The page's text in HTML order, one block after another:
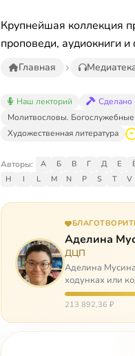
Крупнейшая коллекция
проповеди, аудиокниги
Главная
Наш лекторий Сделано
Молитвословы. Богослужебные
Художественная литература
Авторы: А Б В Г Д Е
H
I L M N P S T V
Аделина
ДЦП
Аделина
ходунках или
слушаться…
213 892,36 ₽